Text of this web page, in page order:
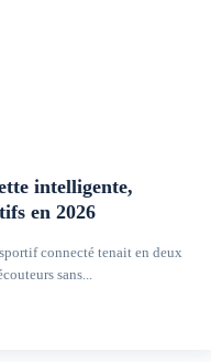
intelligente,
en 2026
connecté tenait en deux
sans...